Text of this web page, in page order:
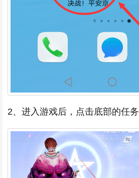
2、进入游戏后，点击底部的任务